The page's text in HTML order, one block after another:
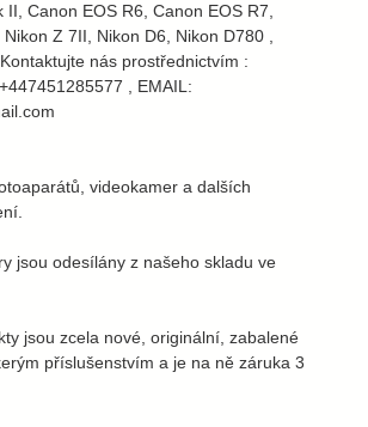
Canon EOS R6, Canon EOS R7,
Z 7II, Nikon D6, Nikon D780 ,
nás prostřednictvím :
, EMAIL:
videokamer a dalších
jsou odesílány z našeho skladu ve
jsou zcela nové, originální, zabalené
příslušenstvím a je na ně záruka 3